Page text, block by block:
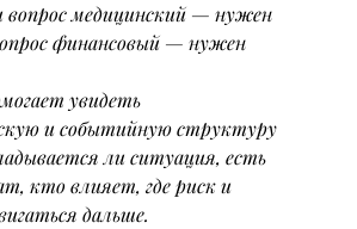
медицинский — нужен
финансовый — нужен
увидеть
и событийную структуру
ли ситуация, есть
кто влияет, где риск и
дальше.